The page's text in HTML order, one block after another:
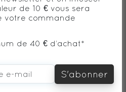
aussi...
AJOUTER UN COMMENTAIRE
de 10 € vous sera
votre commande
de 40 € d’achat*
S'abonner